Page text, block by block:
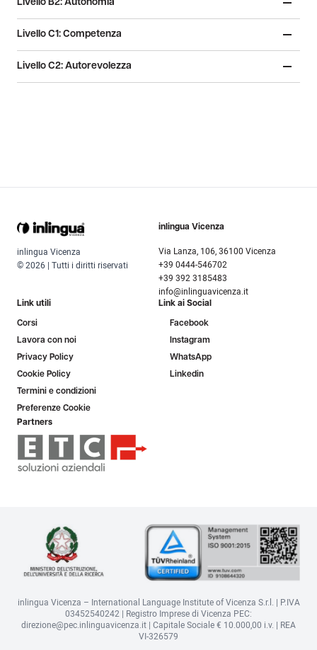
Livello B2: Autonomia
Livello C1: Competenza
Livello C2: Autorevolezza
inlingua Vicenza
© 2026 | Tutti i diritti riservati
inlingua Vicenza
Via Lanza, 106, 36100 Vicenza
+39 0444-546702
+39 392 3185483
info@inlinguavicenza.it
Link utili
Corsi
Lavora con noi
Privacy Policy
Cookie Policy
Termini e condizioni
Preferenze Cookie
Link ai Social
Facebook
Instagram
WhatsApp
Linkedin
Partners
inlingua Vicenza – International Language Institute of Vicenza S.r.l. | P.IVA
03452540242 | Registro Imprese di Vicenza PEC:
direzione@pec.inlinguavicenza.it | Capitale Sociale € 10.000,00 i.v. | REA
VI-326579